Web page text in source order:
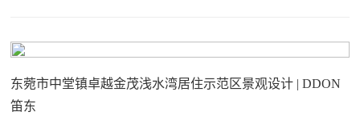
东菀市中堂镇卓越金茂浅水湾居住示范区景观设计 | DDON
笛东